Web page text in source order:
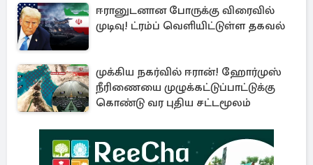
ஈரானுடனான போருக்கு விரைவில்
முடிவு! ட்ரம்ப் வெளியிட்டுள்ள தகவல்
முக்கிய நகர்வில் ஈரான்! ஹோர்முஸ்
நீரிணையை முழுக்கட்டுப்பாட்டுக்கு
கொண்டு வர புதிய சட்டமூலம்